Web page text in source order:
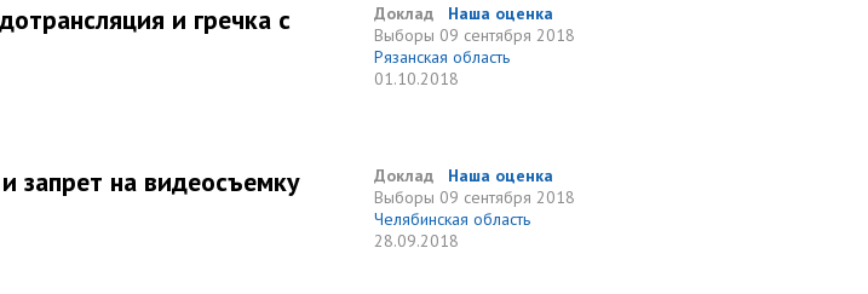
и гречка с
Доклад
Наша оценка
Выборы 09 сентября 2018
Рязанская область
01.10.2018
запрет на видеосъемку Доклад
Наша оценка
Выборы 09 сентября 2018
Челябинская область
28.09.2018